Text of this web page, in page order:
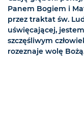
Panem Bogiem i
przez traktat św.
uświęcającej,
szczęśliwym
rozeznaje wolę